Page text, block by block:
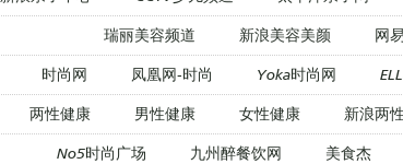
瑞丽美容频道 新浪美容美颜 网
时尚网 凤凰网-时尚 Yoka时尚网
两性健康 男性健康 女性健康 新浪两
No5时尚广场 九州醉餐饮网 美食杰